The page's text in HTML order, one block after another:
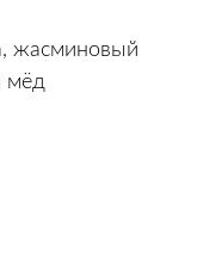
жасминовый
мёд